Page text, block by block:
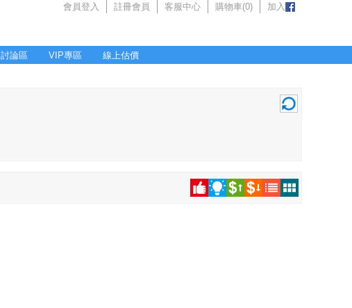
會員登入 註冊會員 客服中心 購物車(0) 加入
討論區 VIP專區 線上估價